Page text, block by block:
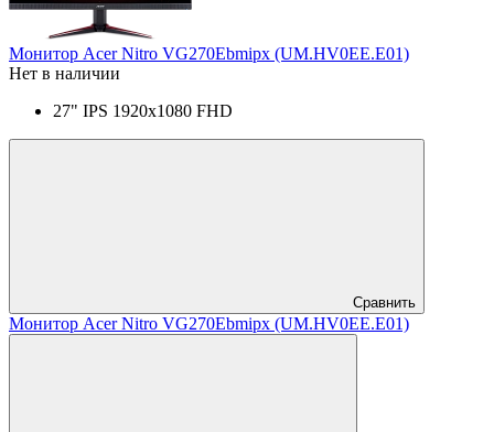
Монитор Acer Nitro VG270Ebmipx (UM.HV0EE.E01)
Нет в наличии
27" IPS 1920x1080 FHD
Сравнить
Монитор Acer Nitro VG270Ebmipx (UM.HV0EE.E01)